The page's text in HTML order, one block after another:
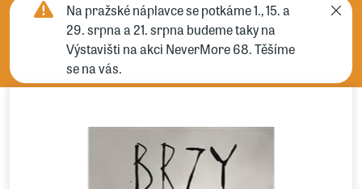
Na pražské náplavce se potkáme 1., 15. a
29. srpna a 21. srpna budeme taky na
Výstavišti na akci NeverMore 68. Těšíme
se na vás.